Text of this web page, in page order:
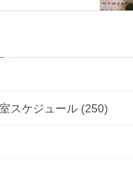
スケジュール (250)